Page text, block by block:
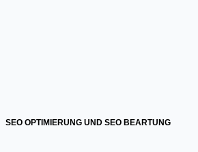
SEO OPTIMIERUNG UND SEO BEARTUNG